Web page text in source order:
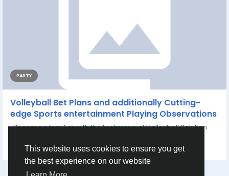
This website uses cookies to ensure you get
the best experience on our website
PARTY
Volleyball Bet Plans and additionally Cutting-
edge Sports entertainment Playing Observations
Becoming familiar with the technique of Volleyball Solution
Purtigiltu Purtigiltu 3 months ago 0 97